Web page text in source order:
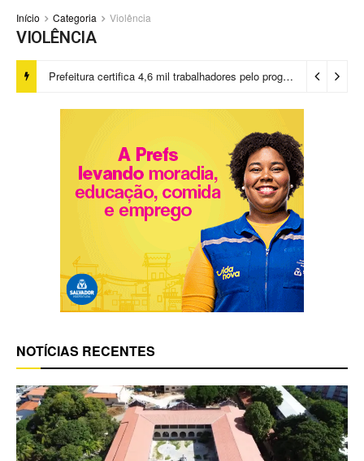
Início Categoria Violência
VIOLÊNCIA
Prefeitura certifica 4,6 mil trabalhadores pelo programa Treinar para Empregar e realiza Feirão de Empregabilidade
NOTÍCIAS RECENTES